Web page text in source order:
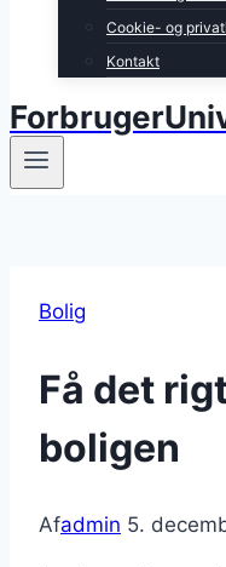
Cookie- og
Kontakt
Bolig
Få det
boligen
Afadmin 5.